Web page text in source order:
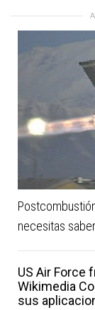
necesitas saber
US Air Force
Wikimedia
sus